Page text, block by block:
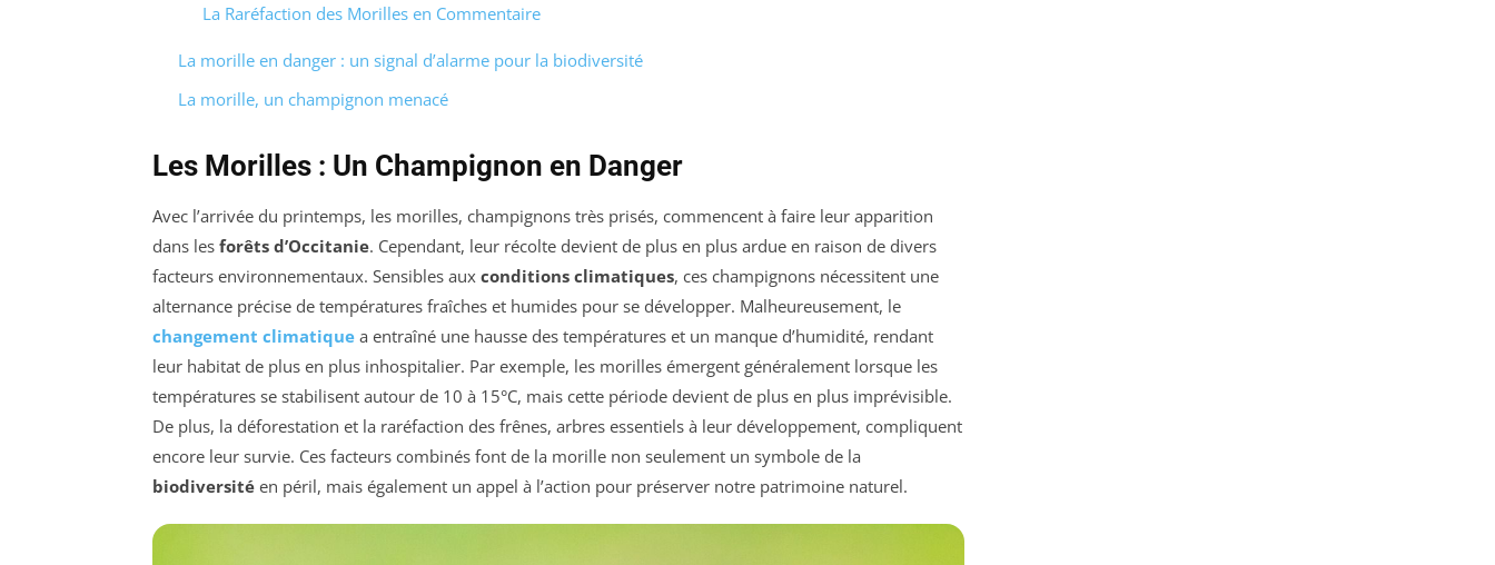
La Raréfaction des Morilles en Commentaire
La morille en danger : un signal d’alarme pour la biodiversité
La morille, un champignon menacé
Les Morilles : Un Champignon en Danger
Avec l’arrivée du printemps, les morilles, champignons très prisés, commencent à faire leur apparition
dans les forêts d’Occitanie. Cependant, leur récolte devient de plus en plus ardue en raison de divers
facteurs environnementaux. Sensibles aux conditions climatiques, ces champignons nécessitent une
alternance précise de températures fraîches et humides pour se développer. Malheureusement, le
changement climatique a entraîné une hausse des températures et un manque d’humidité, rendant
leur habitat de plus en plus inhospitalier. Par exemple, les morilles émergent généralement lorsque les
températures se stabilisent autour de 10 à 15°C, mais cette période devient de plus en plus imprévisible.
De plus, la déforestation et la raréfaction des frênes, arbres essentiels à leur développement, compliquent
encore leur survie. Ces facteurs combinés font de la morille non seulement un symbole de la
biodiversité en péril, mais également un appel à l’action pour préserver notre patrimoine naturel.